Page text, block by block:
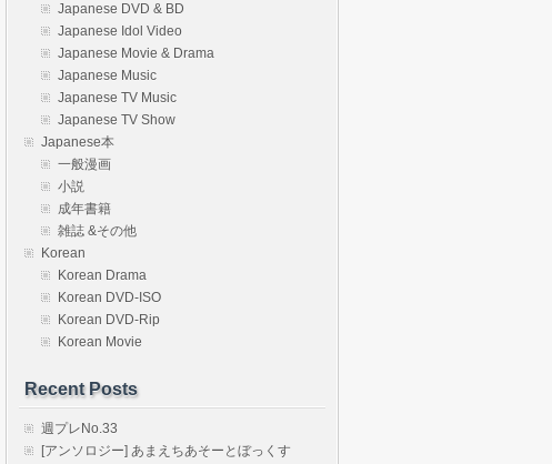
Japanese DVD & BD
Japanese Idol Video
Japanese Movie & Drama
Japanese Music
Japanese TV Music
Japanese TV Show
Japanese本
一般漫画
小説
成年書籍
雑誌 &その他
Korean
Korean Drama
Korean DVD-ISO
Korean DVD-Rip
Korean Movie
Recent Posts
週プレNo.33
[アンソロジー] あまえちあそーとぼっくす